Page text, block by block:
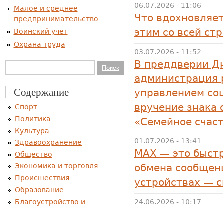
06.07.2026 - 11:06
Что
этим со всей
03.07.2026 - 11:52
В преддверии
администрация
управлением
вручение знака
«Семейное
01.07.2026 - 13:41
MAX — это
обмена
устройствах —
24.06.2026 - 10:17
Малое и среднее
предпринимательство
Воинский учет
Охрана труда
Поиск
Содержание
Спорт
Политика
Культура
Здравоохранение
Общество
Экономика и торговля
Происшествия
Образование
Благоустройство и